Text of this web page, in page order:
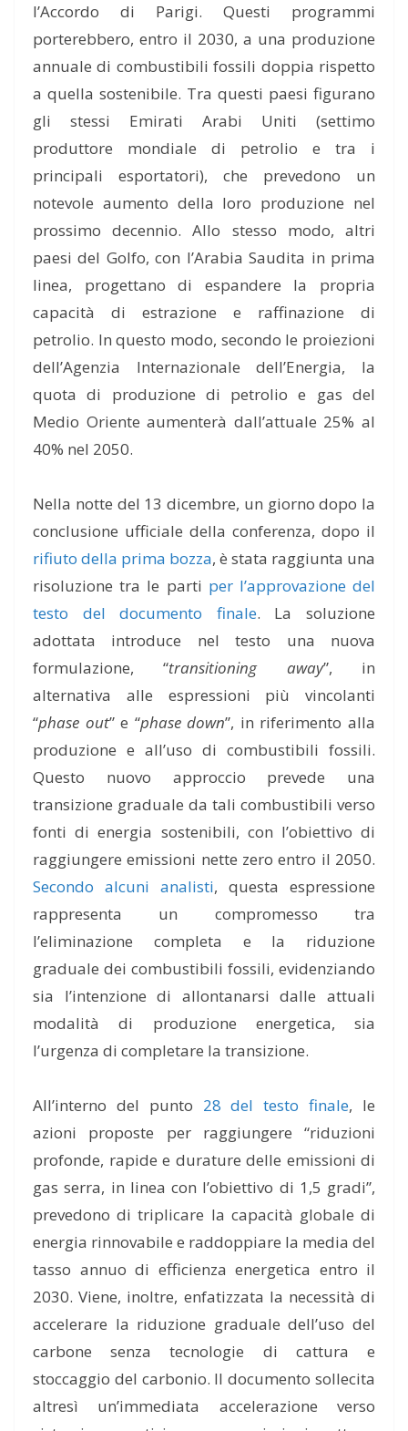
l’Accordo di Parigi. Questi programmi
porterebbero, entro il 2030, a una produzione
annuale di combustibili fossili doppia rispetto
a quella sostenibile. Tra questi paesi figurano
gli stessi Emirati Arabi Uniti (settimo
produttore mondiale di petrolio e tra i
principali esportatori), che prevedono un
notevole aumento della loro produzione nel
prossimo decennio. Allo stesso modo, altri
paesi del Golfo, con l’Arabia Saudita in prima
linea, progettano di espandere la propria
capacità di estrazione e raffinazione di
petrolio. In questo modo, secondo le proiezioni
dell’Agenzia Internazionale dell’Energia, la
quota di produzione di petrolio e gas del
Medio Oriente aumenterà dall’attuale 25% al
40% nel 2050.
Nella notte del 13 dicembre, un giorno dopo la
conclusione ufficiale della conferenza, dopo il
rifiuto della prima bozza, è stata raggiunta una
risoluzione tra le parti per l’approvazione del
testo del documento finale. La soluzione
adottata introduce nel testo una nuova
formulazione, “transitioning away”, in
alternativa alle espressioni più vincolanti
“phase out” e “phase down”, in riferimento alla
produzione e all’uso di combustibili fossili.
Questo nuovo approccio prevede una
transizione graduale da tali combustibili verso
fonti di energia sostenibili, con l’obiettivo di
raggiungere emissioni nette zero entro il 2050.
Secondo alcuni analisti, questa espressione
rappresenta un compromesso tra
l’eliminazione completa e la riduzione
graduale dei combustibili fossili, evidenziando
sia l’intenzione di allontanarsi dalle attuali
modalità di produzione energetica, sia
l’urgenza di completare la transizione.
All’interno del punto 28 del testo finale, le
azioni proposte per raggiungere “riduzioni
profonde, rapide e durature delle emissioni di
gas serra, in linea con l’obiettivo di 1,5 gradi”,
prevedono di triplicare la capacità globale di
energia rinnovabile e raddoppiare la media del
tasso annuo di efficienza energetica entro il
2030. Viene, inoltre, enfatizzata la necessità di
accelerare la riduzione graduale dell’uso del
carbone senza tecnologie di cattura e
stoccaggio del carbonio. Il documento sollecita
altresì un’immediata accelerazione verso